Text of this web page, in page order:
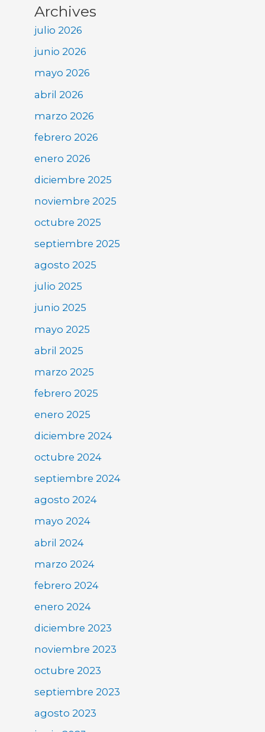
Archives
julio 2026
junio 2026
mayo 2026
abril 2026
marzo 2026
febrero 2026
enero 2026
diciembre 2025
noviembre 2025
octubre 2025
septiembre 2025
agosto 2025
julio 2025
junio 2025
mayo 2025
abril 2025
marzo 2025
febrero 2025
enero 2025
diciembre 2024
octubre 2024
septiembre 2024
agosto 2024
mayo 2024
abril 2024
marzo 2024
febrero 2024
enero 2024
diciembre 2023
noviembre 2023
octubre 2023
septiembre 2023
agosto 2023